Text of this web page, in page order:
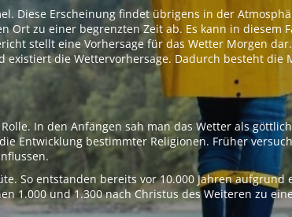
Diese Erscheinung findet übrigens in der
zu einer begrenzten Zeit ab. Es kann in diesem
stellt eine Vorhersage für das Wetter Morgen
die Wettervorhersage. Dadurch besteht die
In den Anfängen sah man das Wetter als
Entwicklung bestimmter Religionen. Früher
So entstanden bereits vor 10.000 Jahren aufgrund
1.000 und 1.300 nach Christus des Weiteren zu